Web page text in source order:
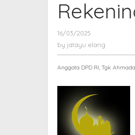
16/03/2025
jatayu
by jatayu elang
Anggota DPD RI, Tgk